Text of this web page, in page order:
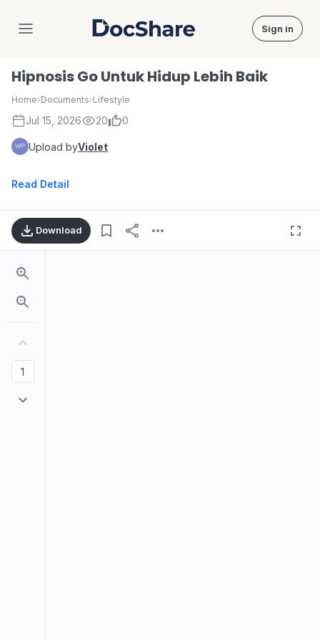
DocShare Sign in
Hipnosis Go Untuk Hidup Lebih Baik
Home›Documents›Lifestyle
Jul 15, 2026 20 0
Upload byViolet
Read Detail
Download